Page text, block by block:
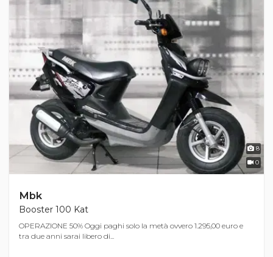
8
0
Mbk
Booster 100 Kat
OPERAZIONE 50% Oggi paghi solo la metà ovvero 1.295,00 euro e
tra due anni sarai libero di...